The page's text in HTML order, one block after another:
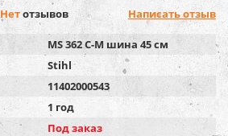
Нетотзывов Написать отзыв
MS 362 C-M шина 45 см
Stihl
11402000543
1 год
Под заказ